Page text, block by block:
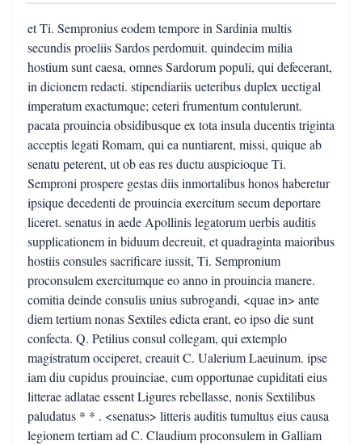
et Ti. Sempronius eodem tempore in Sardinia multis
secundis proeliis Sardos perdomuit. quindecim milia
hostium sunt caesa, omnes Sardorum populi, qui defecerant,
in dicionem redacti. stipendiariis ueteribus duplex uectigal
imperatum exactumque; ceteri frumentum contulerunt.
pacata prouincia obsidibusque ex tota insula ducentis triginta
acceptis legati Romam, qui ea nuntiarent, missi, quique ab
senatu peterent, ut ob eas res ductu auspicioque Ti.
Semproni prospere gestas diis inmortalibus honos haberetur
ipsique decedenti de prouincia exercitum secum deportare
liceret. senatus in aede Apollinis legatorum uerbis auditis
supplicationem in biduum decreuit, et quadraginta maioribus
hostiis consules sacrificare iussit, Ti. Sempronium
proconsulem exercitumque eo anno in prouincia manere.
comitia deinde consulis unius subrogandi, <quae in> ante
diem tertium nonas Sextiles edicta erant, eo ipso die sunt
confecta. Q. Petilius consul collegam, qui extemplo
magistratum occiperet, creauit C. Ualerium Laeuinum. ipse
iam diu cupidus prouinciae, cum opportunae cupiditati eius
litterae adlatae essent Ligures rebellasse, nonis Sextilibus
paludatus * * . <senatus> litteris auditis tumultus eius causa
legionem tertiam ad C. Claudium proconsulem in Galliam